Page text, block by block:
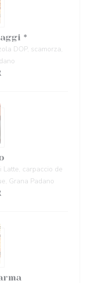
*
DOP, scamorza,
Latte, carpaccio de
Grana Padano